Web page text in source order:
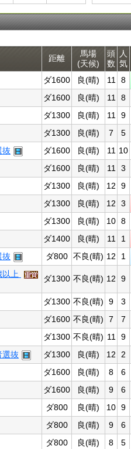
距離
馬場
(天候)
頭
数
人
気
ダ1600 良(晴) 11 8
ダ1600 良(晴) 11 8
ダ1300 良(晴) 11 9
ダ1300 良(晴) 7 5
抜 ダ1600 良(晴) 11 10
ダ1600 良(晴) 11 3
ダ1300 良(晴) 12 9
ダ1300 良(晴) 12 3
ダ1300 良(晴) 10 8
ダ1400 良(晴) 11 1
抜 ダ800 不良(晴) 12 1
以上 ダ1300 不良(晴) 12 9
ダ1300 不良(晴) 9 3
ダ1600 不良(晴) 7 7
ダ1300 不良(晴) 11 9
選抜 ダ1300 良(晴) 12 2
ダ1600 良(晴) 8 6
ダ1600 良(晴) 9 6
ダ800 良(晴) 10 9
ダ800 良(晴) 9 6
ダ800 良(晴) 8 5